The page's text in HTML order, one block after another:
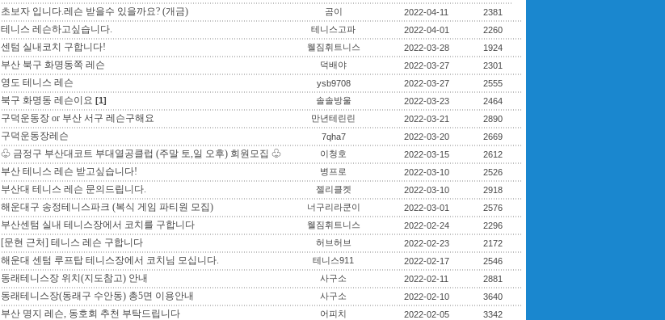
초보자 입니다.레슨 받을수 있을까요? (개금) 곰이 2022-04-11
2381
테니스 레슨하고싶습니다. 테니스고파 2022-04-01
2260
센텀 실내코치 구합니다! 웰짐휘트니스 2022-03-28
1924
부산 북구 화명동쪽 레슨 덕배야 2022-03-27
2301
영도 테니스 레슨 ysb9708 2022-03-27
2555
북구 화명동 레슨이요 [1] 솔솔방울 2022-03-23
2464
구덕운동장 or 부산 서구 레슨구해요 만년테린린 2022-03-21
2890
구덕운동장레슨 7qha7 2022-03-20
2669
♧ 금정구 부산대코트 부대열공클럽 (주말 토,일 오후) 회원모집 ♧ 이청호 2022-03-15
2612
부산 테니스 레슨 받고싶습니다! 병프로 2022-03-10
2526
부산대 테니스 레슨 문의드립니다. 젤리클켓 2022-03-10
2918
해운대구 송정테니스파크 (복식 게임 파티원 모집) 너구리라쿤이 2022-03-01
2576
부산센텀 실내 테니스장에서 코치를 구합니다 웰짐휘트니스 2022-02-24
2296
[문현 근처] 테니스 레슨 구합니다 허브허브 2022-02-23
2172
해운대 센텀 루프탑 테니스장에서 코치님 모십니다. 테니스911 2022-02-17
2546
동래테니스장 위치(지도참고) 안내 사구소 2022-02-11
2881
동래테니스장(동래구 수안동) 총5면 이용안내 사구소 2022-02-10
3640
부산 명지 레슨, 동호회 추천 부탁드립니다 어피치 2022-02-05
3342